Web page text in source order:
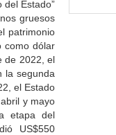
Estado”
gruesos
patrimonio
como dólar
de 2022, el
la segunda
el Estado
y mayo
etapa del
US$550